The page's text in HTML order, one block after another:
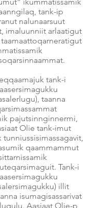
tank-ip
nalunaarsuut
imaluunniit arlaatigut
tank-i
taanna
pajutsinnginnermi,
Olie tank-imut
tunniussisimassagavit,
qaammammut
Tank-i
illit
isumagisassarivat
Aasiaat Olie-p